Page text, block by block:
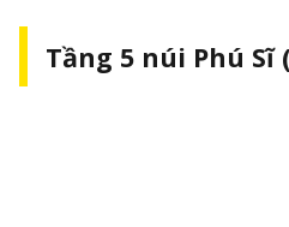
Tầng 5 núi Phú